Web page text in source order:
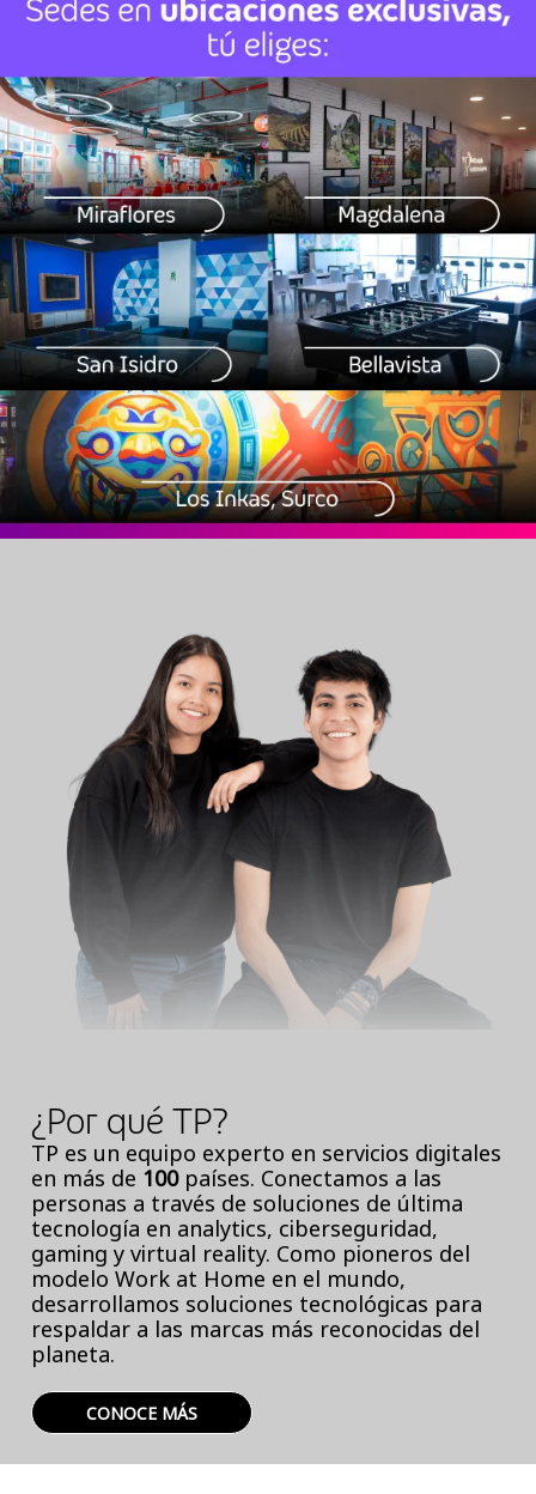
¿Por qué TP?
TP es un equipo experto en servicios digitales
en más de 100países. Conectamos a las
personas a través de soluciones de última
tecnología en analytics, ciberseguridad,
gaming y virtual reality. Como pioneros del
modelo Work at Home en el mundo,
desarrollamos soluciones tecnológicas para
respaldar a las marcas más reconocidas del
planeta.
CONOCE MÁS